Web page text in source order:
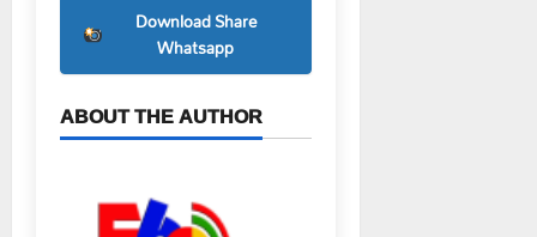
Download Share
Whatsapp
ABOUT THE AUTHOR